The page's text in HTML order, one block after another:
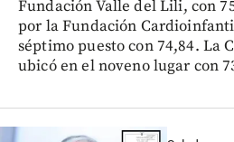
Fundación Valle del Lili, con
por la Fundación
séptimo puesto con 74,84. La
ubicó en el noveno lugar con